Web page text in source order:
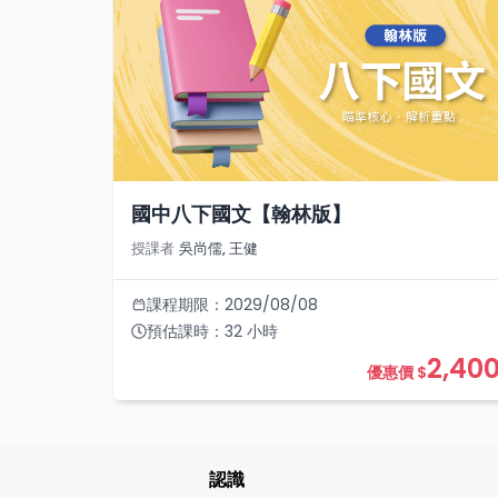
國中八下國文【翰林版】
授課者 吳尚儒, 王健
課程期限： 2029/08/08
預估課時： 32 小時
優惠價 $
認識